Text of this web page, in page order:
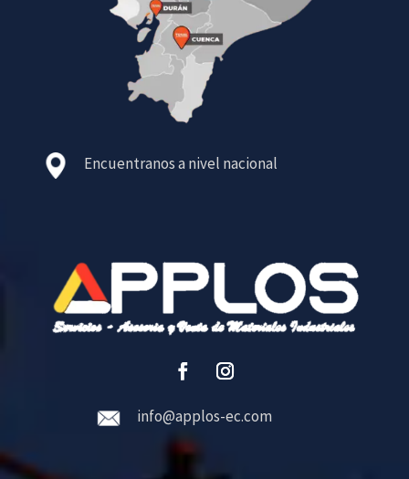
Encuentranos a nivel nacional
info@applos-ec.com